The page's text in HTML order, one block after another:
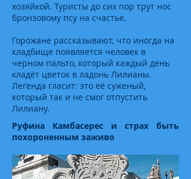
хозяйкой. Туристы до сих пор трут нос
бронзовому псу на счастье.
Горожане рассказывают, что иногда на
кладбище появляется человек в
черном пальто, который каждый день
кладёт цветок в ладонь Лилианы.
Легенда гласит: это её суженый,
который так и не смог отпустить
Лилиану.
Руфина Камбасерес и страх быть
похороненным заживо